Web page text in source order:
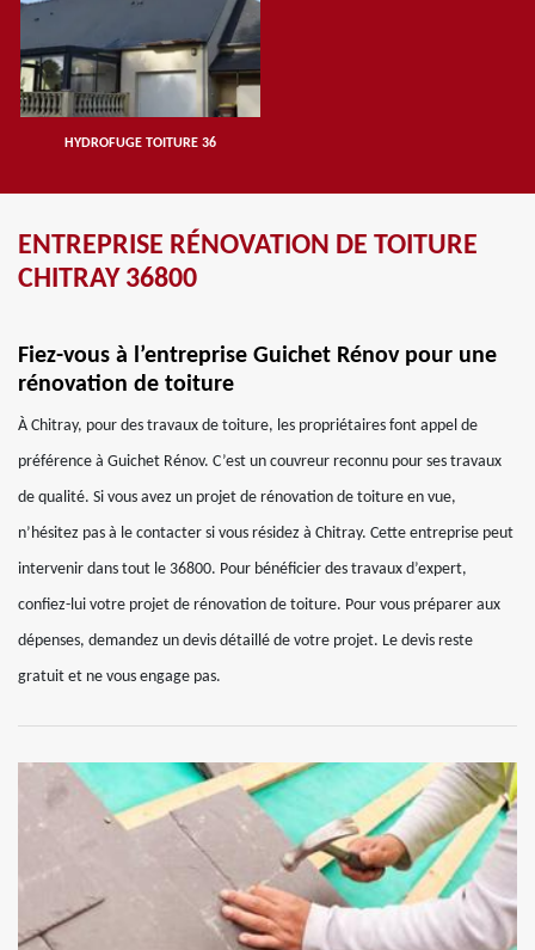
HYDROFUGE TOITURE 36
ENTREPRISE RÉNOVATION DE TOITURE
CHITRAY 36800
Fiez-vous à l’entreprise Guichet Rénov pour une
rénovation de toiture
À Chitray, pour des travaux de toiture, les propriétaires font appel de
préférence à Guichet Rénov. C’est un couvreur reconnu pour ses travaux
de qualité. Si vous avez un projet de rénovation de toiture en vue,
n’hésitez pas à le contacter si vous résidez à Chitray. Cette entreprise peut
intervenir dans tout le 36800. Pour bénéficier des travaux d’expert,
confiez-lui votre projet de rénovation de toiture. Pour vous préparer aux
dépenses, demandez un devis détaillé de votre projet. Le devis reste
gratuit et ne vous engage pas.